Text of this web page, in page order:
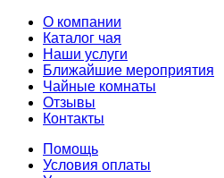
О компании
Каталог чая
Наши услуги
Ближайшие мероприятия
Чайные комнаты
Отзывы
Контакты
Помощь
Условия оплаты